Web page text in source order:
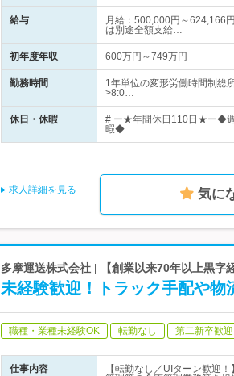
給与
月給：500,000円～624,166
は別途全額支給…
初年度年収 600万円～749万円
勤務時間
1年単位の変形労働時間制総
>8:0…
休日・休暇
# ー★年間休日110日★ー◆
暇◆…
求人詳細を見る 気に
多摩運送株式会社 | 【創業以来70年以上黒字
未経験歓迎！トラック手配や物
職種・業種未経験OK 転勤なし 第二新卒歓迎
仕事内容
【転勤なし／UIターン歓迎